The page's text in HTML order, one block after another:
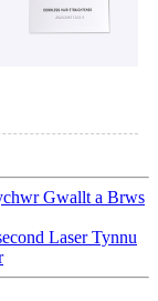
Gwallt a Brws
Laser Tynnu